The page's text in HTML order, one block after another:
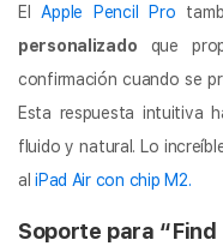
El Apple Pencil Pro
personalizado que
confirmación cuando se
Esta respuesta intuitiva
fluido y natural. Lo
aliPad Air con chip M2.
Soporte para “Find